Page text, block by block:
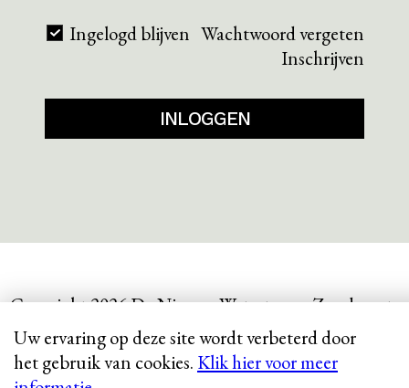
Uw ervaring op deze site wordt verbeterd door
het gebruik van cookies. Klik hier voor meer
Ingelogd blijven Wachtwoord vergeten
Inschrijven
INLOGGEN
Copyright 2026 De Nieuwe Watertoren, Zandvoort
Disclaimer en Privacyverklaring